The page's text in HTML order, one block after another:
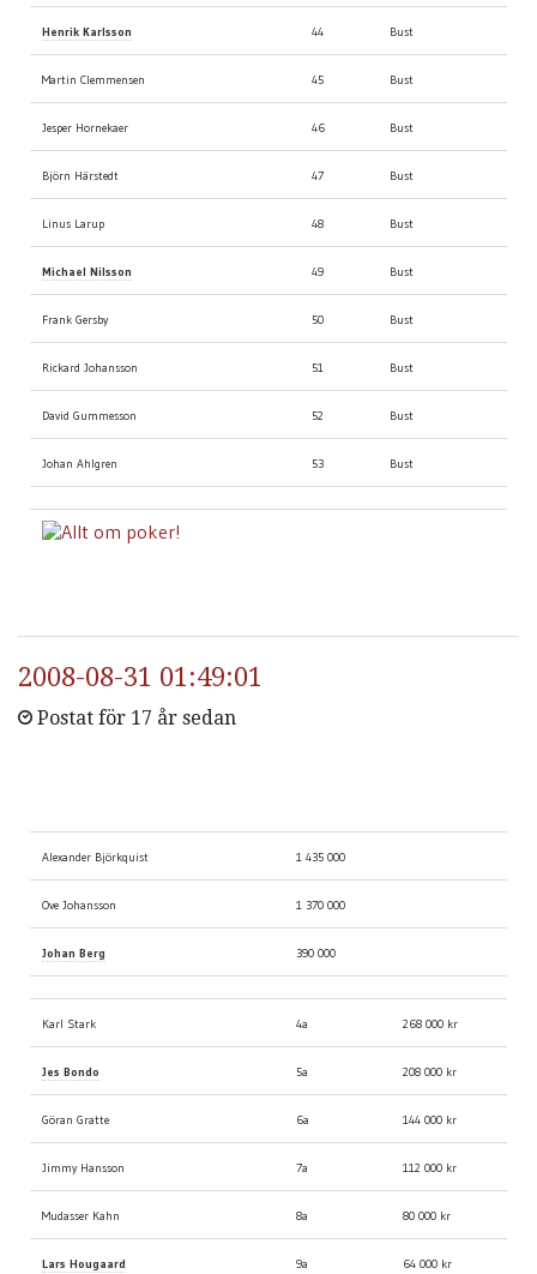
Henrik Karlsson 44 Bust
Martin Clemmensen 45 Bust
Jesper Hornekaer 46 Bust
Björn Härstedt 47 Bust
Linus Larup 48 Bust
Michael Nilsson 49 Bust
Frank Gersby 50 Bust
Rickard Johansson 51 Bust
David Gummesson 52 Bust
Johan Ahlgren 53 Bust
2008-08-31 01:49:01
Postat för 17 år sedan
Alexander Björkquist 1 435 000
Ove Johansson 1 370 000
Johan Berg 390 000
Karl Stark 4a 268 000 kr
Jes Bondo 5a 208 000 kr
Göran Gratte 6a 144 000 kr
Jimmy Hansson 7a 112 000 kr
Mudasser Kahn 8a 80 000 kr
Lars Hougaard 9a 64 000 kr